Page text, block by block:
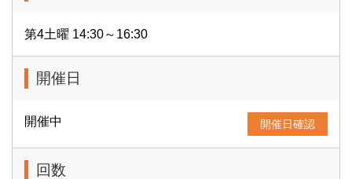
第4土曜 14:30～16:30
開催日
開催中 開催日確認
回数